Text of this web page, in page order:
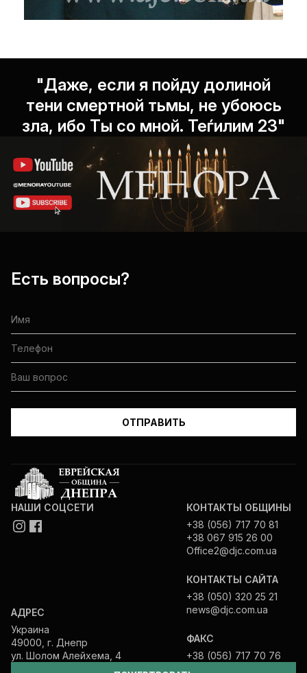
"Даже, если я пойду долиной
тени смертной тьмы, не убоюсь
зла, ибо Ты со мной. Теѓилим 23"
Есть вопросы?
НАШИ СОЦСЕТИ
АДРЕС
Украина
49000, г. Днепр
ул. Шолом Алейхема, 4
КОНТАКТЫ ОБЩИНЫ
+38 (056) 717 70 81
+38 067 915 26 00
Office2@djc.com.ua
КОНТАКТЫ САЙТА
+38 (050) 320 25 21
news@djc.com.ua
ФАКС
+38 (056) 717 70 76